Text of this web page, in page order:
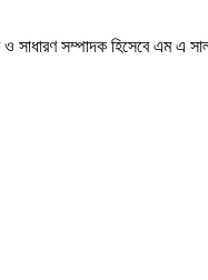
রব ও সাধারণ সম্পাদক হিসেবে